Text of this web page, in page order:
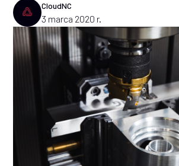
CloudNC
3 marca 2020 r.